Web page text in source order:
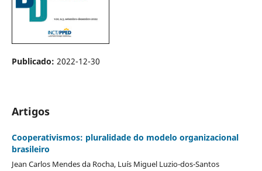
Publicado: 2022-12-30
Artigos
Cooperativismos: pluralidade do modelo organizacional
brasileiro
Jean Carlos Mendes da Rocha, Luís Miguel Luzio-dos-Santos